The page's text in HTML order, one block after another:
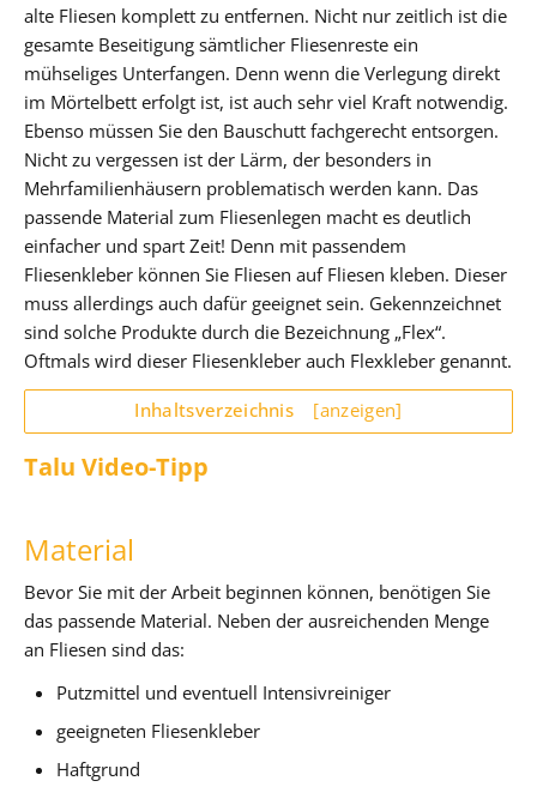
alte Fliesen komplett zu entfernen. Nicht nur zeitlich ist die
gesamte Beseitigung sämtlicher Fliesenreste ein
mühseliges Unterfangen. Denn wenn die Verlegung direkt
im Mörtelbett erfolgt ist, ist auch sehr viel Kraft notwendig.
Ebenso müssen Sie den Bauschutt fachgerecht entsorgen.
Nicht zu vergessen ist der Lärm, der besonders in
Mehrfamilienhäusern problematisch werden kann. Das
passende Material zum Fliesenlegen macht es deutlich
einfacher und spart Zeit! Denn mit passendem
Fliesenkleber können Sie Fliesen auf Fliesen kleben. Dieser
muss allerdings auch dafür geeignet sein. Gekennzeichnet
sind solche Produkte durch die Bezeichnung „Flex“.
Oftmals wird dieser Fliesenkleber auch Flexkleber genannt.
Inhaltsverzeichnis [anzeigen]
Talu Video-Tipp
Material
Bevor Sie mit der Arbeit beginnen können, benötigen Sie
das passende Material. Neben der ausreichenden Menge
an Fliesen sind das:
Putzmittel und eventuell Intensivreiniger
geeigneten Fliesenkleber
Haftgrund